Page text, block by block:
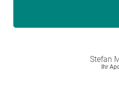
Stefan
Ihr